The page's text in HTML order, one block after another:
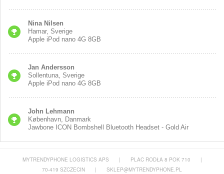
Nina Nilsen
Hamar, Sverige
Apple iPod nano 4G 8GB
Jan Andersson
Sollentuna, Sverige
Apple iPod nano 4G 8GB
John Lehmann
København, Danmark
Jawbone ICON Bombshell Bluetooth Headset - Gold Air
MYTRENDYPHONE LOGISTICS APS | PLAC RODŁA 8 POK 710
|
70-419 SZCZECIN
| SKLEP@MYTRENDYPHONE.PL